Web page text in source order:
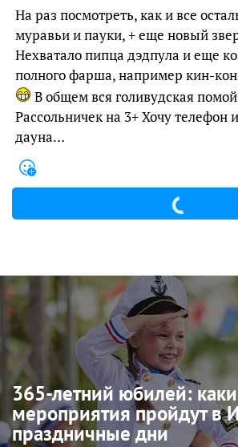
На раз посмотреть, как и все
муравьи и пауки, + еще новый
Нехватало пипца дэдпула и еще
полного фарша, например кин-
В общем вся голивудская
Рассольничек на 3+ Хочу телефон
дауна…
365-летний юбилей:
мероприятия пройдут в
праздничные дни